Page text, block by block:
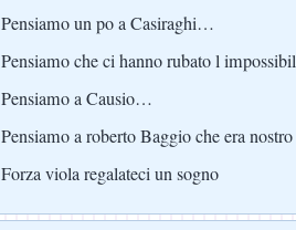
Pensiamo un po a Casiraghi…
Pensiamo che ci hanno rubato l
Pensiamo a Causio…
Pensiamo a roberto Baggio che era nostro
Forza viola regalateci un sogno